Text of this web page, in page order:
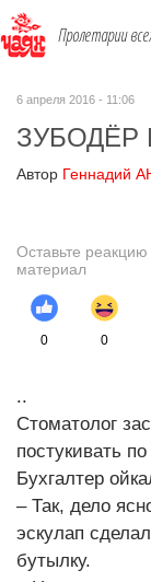
Пролетарии
6 апреля 2016 - 11:06
ЗУБОДЁР
Автор Геннадий
Оставьте реакцию
материал
0 0
..
Стоматолог
постукивать
Бухгалтер
– Так, дело
эскулап
бутылку.